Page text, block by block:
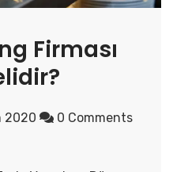
Firması
2020 0 Comments